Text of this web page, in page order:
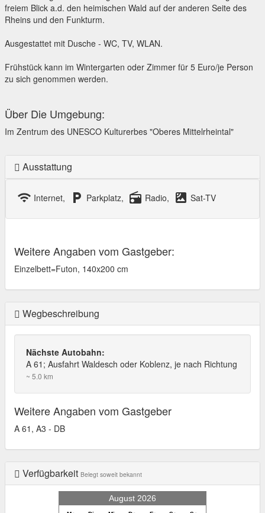
freiem Blick a.d. den heimischen Wald auf der anderen Seite des
Rheins und den Funkturm.
Ausgestattet mit Dusche - WC, TV, WLAN.
Frühstück kann im Wintergarten oder Zimmer für 5 Euro/je Person
zu sich genommen werden.
Über Die Umgebung:
Im Zentrum des UNESCO Kulturerbes "Oberes Mittelrheintal"
Ausstattung
wifi Internet, local_parking Parkplatz, radio Radio, satellite Sat-TV
Weitere Angaben vom Gastgeber:
Einzelbett=Futon, 140x200 cm
Wegbeschreibung
Nächste Autobahn:
A 61; Ausfahrt Waldesch oder Koblenz, je nach Richtung
~ 5.0 km
Weitere Angaben vom Gastgeber
A 61, A3 - DB
Verfügbarkeit Belegt soweit bekannt
August 2026